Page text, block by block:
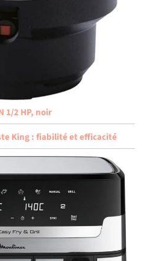
1/2 HP, noir
King : fiabilité et efficacité